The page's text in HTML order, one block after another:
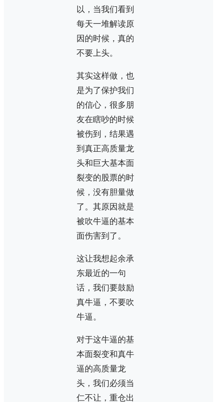
以，当我们看到
每天一堆解读原
因的时候，真的
不要上头。
其实这样做，也
是为了保护我们
的信心，很多朋
友在瞎吵的时候
被伤到，结果遇
到真正高质量龙
头和巨大基本面
裂变的股票的时
候，没有胆量做
了。其原因就是
被吹牛逼的基本
面伤害到了。
这让我想起余承
东最近的一句
话，我们要鼓励
真牛逼，不要吹
牛逼。
对于这牛逼的基
本面裂变和真牛
逼的高质量龙
头，我们必须当
仁不让，重仓出